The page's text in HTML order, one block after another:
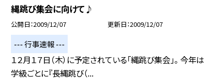
縄跳び集会に向けて♪
公開日 2009/12/07 更新日 2009/12/07
--- 行事速報 ---
１２月１７日（木）に予定されている「縄跳び集会」。 今年は
学級ごとに『長縄跳び（...